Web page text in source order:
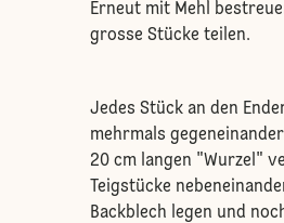
Erneut mit Mehl
grosse Stücke teilen.
Jedes Stück an den
mehrmals
20 cm langen "Wurzel"
Teigstücke
Backblech legen und